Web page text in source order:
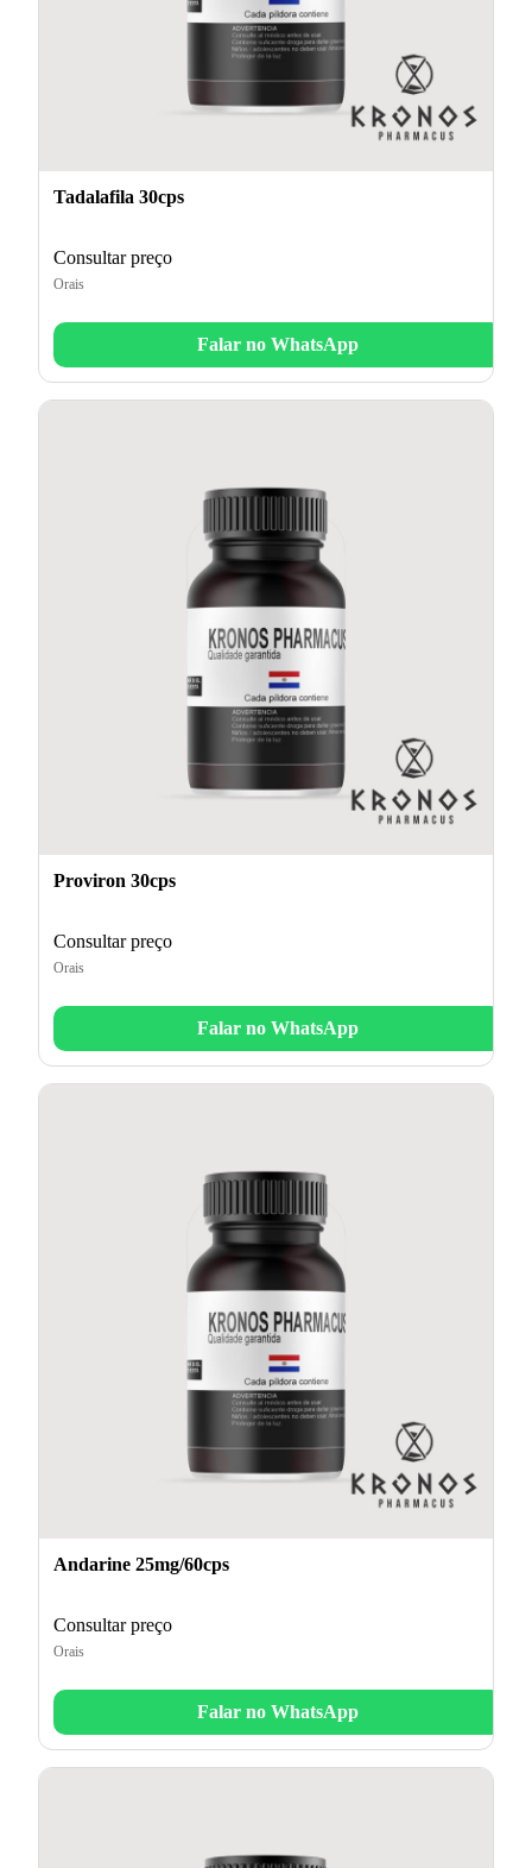
Tadalafila 30cps
Consultar preço
Orais
Falar no WhatsApp
Proviron 30cps
Consultar preço
Orais
Falar no WhatsApp
Andarine 25mg/60cps
Consultar preço
Orais
Falar no WhatsApp